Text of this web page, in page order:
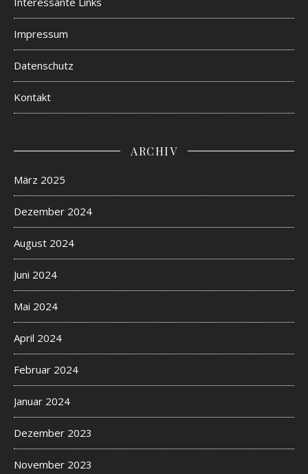
Impressum
Datenschutz
Kontakt
ARCHIV
März 2025
Dezember 2024
August 2024
Juni 2024
Mai 2024
April 2024
Februar 2024
Januar 2024
Dezember 2023
November 2023